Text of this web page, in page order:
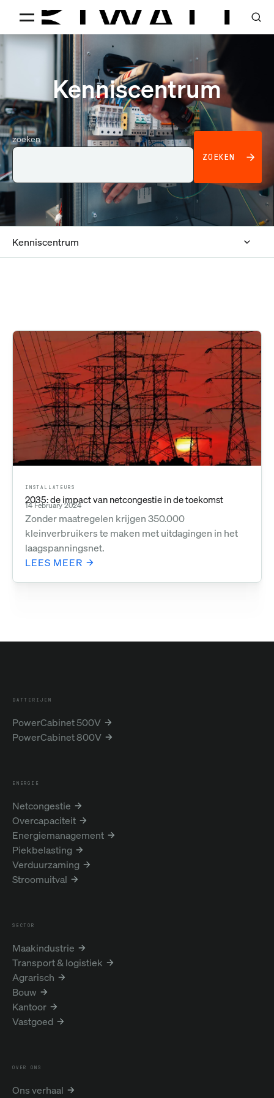
Kenniscentrum
zoeken
ZOEKEN
Kenniscentrum
INSTALLATEURS
2035: de impact van netcongestie in de toekomst
14 February 2024
Zonder maatregelen krijgen 350.000
kleinverbruikers te maken met uitdagingen in het
laagspanningsnet.
LEES MEER
BATTERIJEN
PowerCabinet 500V
PowerCabinet 800V
ENERGIE
Netcongestie
Overcapaciteit
Energiemanagement
Piekbelasting
Verduurzaming
Stroomuitval
SECTOR
Maakindustrie
Transport & logistiek
Agrarisch
Bouw
Kantoor
Vastgoed
OVER ONS
Ons verhaal